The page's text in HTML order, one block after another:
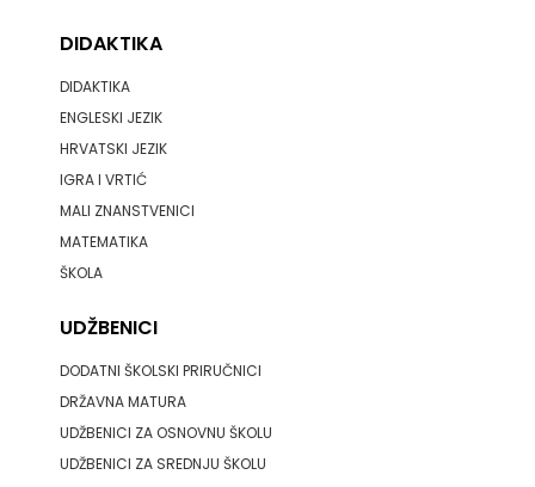
DIDAKTIKA
DIDAKTIKA
ENGLESKI JEZIK
HRVATSKI JEZIK
IGRA I VRTIĆ
MALI ZNANSTVENICI
MATEMATIKA
ŠKOLA
UDŽBENICI
DODATNI ŠKOLSKI PRIRUČNICI
DRŽAVNA MATURA
UDŽBENICI ZA OSNOVNU ŠKOLU
UDŽBENICI ZA SREDNJU ŠKOLU